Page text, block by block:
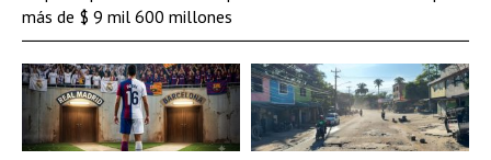
más de $ 9 mil 600 millones